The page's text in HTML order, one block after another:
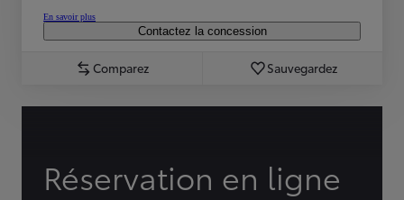
En savoir plus
Contactez la concession
Comparez Sauvegardez
Réservation en ligne